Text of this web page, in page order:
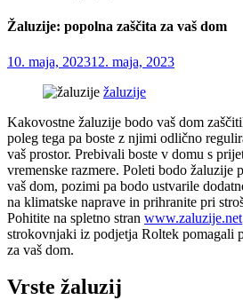
Žaluzije: popolna zaščita za vaš dom
10. maja, 202312. maja, 2023
žaluzije
Kakovostne žaluzije bodo vaš dom
poleg tega pa boste z njimi odlično
vaš prostor. Prebivali boste v domu s
vremenske razmere. Poleti bodo žaluzije
vaš dom, pozimi pa bodo ustvarile
na klimatske naprave in prihranite pri
Pohitite na spletno stran www.zaluzije.net
strokovnjaki iz podjetja Roltek pomagali
za vaš dom.
Vrste žaluzij